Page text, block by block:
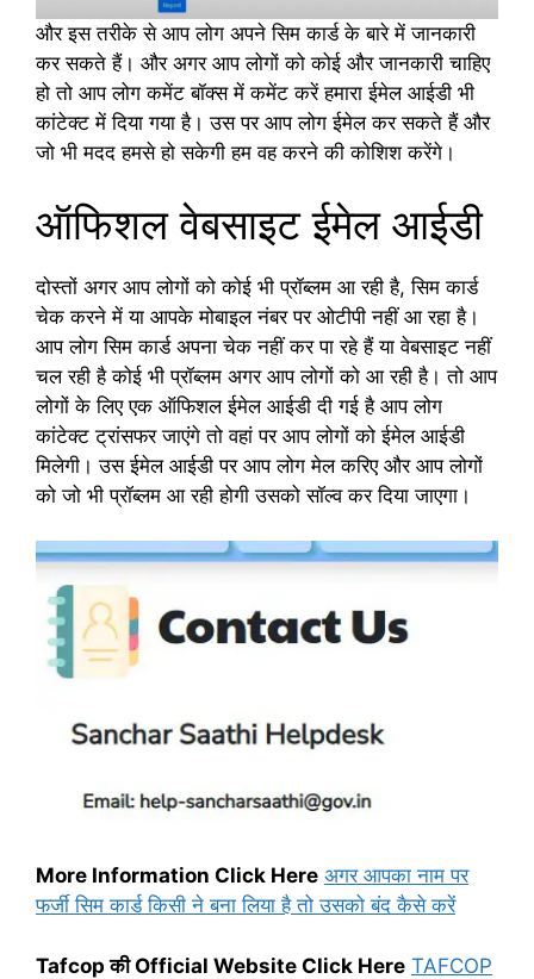
और इस तरीके से आप लोग अपने सिम कार्ड के बारे में जानकारी
कर सकते हैं। और अगर आप लोगों को कोई और जानकारी चाहिए
हो तो आप लोग कमेंट बॉक्स में कमेंट करें हमारा ईमेल आईडी भी
कांटेक्ट में दिया गया है। उस पर आप लोग ईमेल कर सकते हैं और
जो भी मदद हमसे हो सकेगी हम वह करने की कोशिश करेंगे।
ऑफिशल वेबसाइट ईमेल आईडी
दोस्तों अगर आप लोगों को कोई भी प्रॉब्लम आ रही है, सिम कार्ड
चेक करने में या आपके मोबाइल नंबर पर ओटीपी नहीं आ रहा है।
आप लोग सिम कार्ड अपना चेक नहीं कर पा रहे हैं या वेबसाइट नहीं
चल रही है कोई भी प्रॉब्लम अगर आप लोगों को आ रही है। तो आप
लोगों के लिए एक ऑफिशल ईमेल आईडी दी गई है आप लोग
कांटेक्ट ट्रांसफर जाएंगे तो वहां पर आप लोगों को ईमेल आईडी
मिलेगी। उस ईमेल आईडी पर आप लोग मेल करिए और आप लोगों
को जो भी प्रॉब्लम आ रही होगी उसको सॉल्व कर दिया जाएगा।
More Information Click Here अगर आपका नाम पर
फर्जी सिम कार्ड किसी ने बना लिया है तो उसको बंद कैसे करें
Tafcop की Official Website Click Here TAFCOP